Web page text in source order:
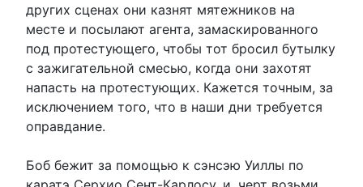
других сценах они казнят мятежников на
месте и посылают агента, замаскированного
под протестующего, чтобы тот бросил бутылку
с зажигательной смесью, когда они захотят
напасть на протестующих. Кажется точным, за
исключением того, что в наши дни требуется
оправдание.
Боб бежит за помощью к сэнсэю Уиллы по